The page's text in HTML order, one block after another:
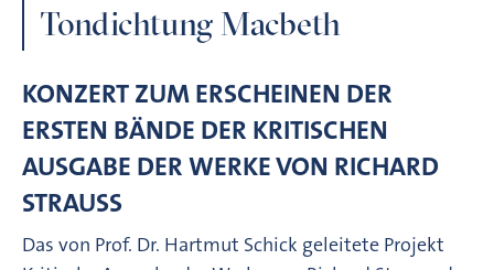
Tondichtung Macbeth
KONZERT ZUM ERSCHEINEN DER
ERSTEN BÄNDE DER KRITISCHEN
AUSGABE DER WERKE VON RICHARD
STRAUSS
Das von Prof. Dr. Hartmut Schick geleitete Projekt